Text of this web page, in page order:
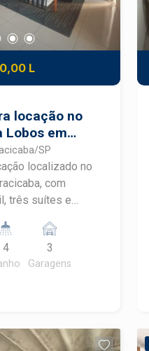
L
locação no
Lobos em
SP
localizado no
com
três suítes e
e está em
com lazer
24 horas.
com móvel
4 3
Garagens